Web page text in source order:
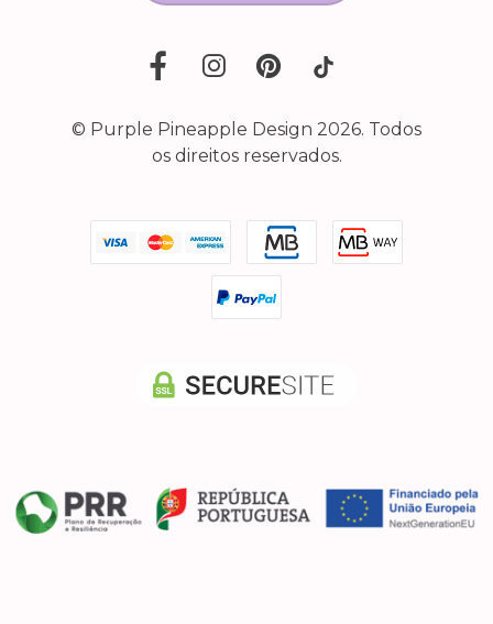
© Purple Pineapple Design 2026. Todos
os direitos reservados.